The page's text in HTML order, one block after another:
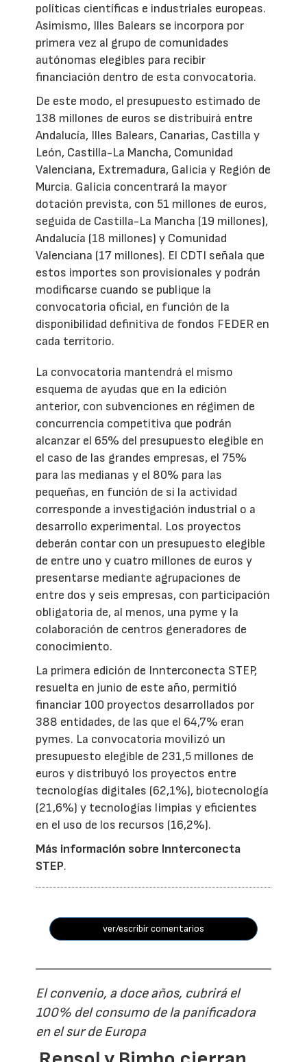
políticas científicas e industriales europeas.
Asimismo, Illes Balears se incorpora por
primera vez al grupo de comunidades
autónomas elegibles para recibir
financiación dentro de esta convocatoria.
De este modo, el presupuesto estimado de
138 millones de euros se distribuirá entre
Andalucía, Illes Balears, Canarias, Castilla y
León, Castilla-La Mancha, Comunidad
Valenciana, Extremadura, Galicia y Región de
Murcia. Galicia concentrará la mayor
dotación prevista, con 51 millones de euros,
seguida de Castilla-La Mancha (19 millones),
Andalucía (18 millones) y Comunidad
Valenciana (17 millones). El CDTI señala que
estos importes son provisionales y podrán
modificarse cuando se publique la
convocatoria oficial, en función de la
disponibilidad definitiva de fondos FEDER en
cada territorio.
La convocatoria mantendrá el mismo
esquema de ayudas que en la edición
anterior, con subvenciones en régimen de
concurrencia competitiva que podrán
alcanzar el 65% del presupuesto elegible en
el caso de las grandes empresas, el 75%
para las medianas y el 80% para las
pequeñas, en función de si la actividad
corresponde a investigación industrial o a
desarrollo experimental. Los proyectos
deberán contar con un presupuesto elegible
de entre uno y cuatro millones de euros y
presentarse mediante agrupaciones de
entre dos y seis empresas, con participación
obligatoria de, al menos, una pyme y la
colaboración de centros generadores de
conocimiento.
La primera edición de Innterconecta STEP,
resuelta en junio de este año, permitió
financiar 100 proyectos desarrollados por
388 entidades, de las que el 64,7% eran
pymes. La convocatoria movilizó un
presupuesto elegible de 231,5 millones de
euros y distribuyó los proyectos entre
tecnologías digitales (62,1%), biotecnología
(21,6%) y tecnologías limpias y eficientes
en el uso de los recursos (16,2%).
Más información sobre Innterconecta
STEP.
ver/escribir comentarios
El convenio, a doce años, cubrirá el
100% del consumo de la panificadora
en el sur de Europa